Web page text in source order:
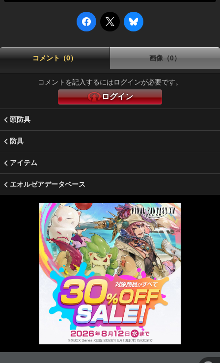
コメント（0） 画像（0）
コメントを記入するにはログインが必要です。
ログイン
頭防具
防具
アイテム
エオルゼアデータベース